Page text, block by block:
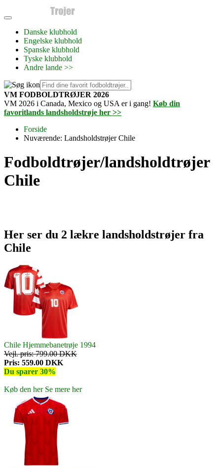
Danske klubhold
Engelske klubhold
Spanske klubhold
Tyske klubhold
Andre lande >>
VM FODBOLDTRØJER 2026
VM 2026 i Canada, Mexico og USA er i gang! Køb din
favoritlands landsholdstrøje her >>
Forside
Nuværende: Landsholdstrøjer Chile
Fodboldtrøjer/landsholdtrøjer
Chile
Her ser du 2 lækre landsholdstrøjer fra
Chile
Chile Hjemmebanetrøje 1994
Vejl. pris: 799.00 DKK
Pris: 559.00 DKK
Du sparer 30%
Køb den herSe mere her